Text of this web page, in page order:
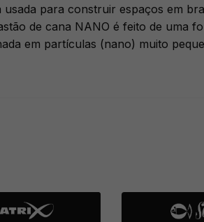
usada para construir espaços em
de cana NANO é feito de uma
em partículas (nano) muito